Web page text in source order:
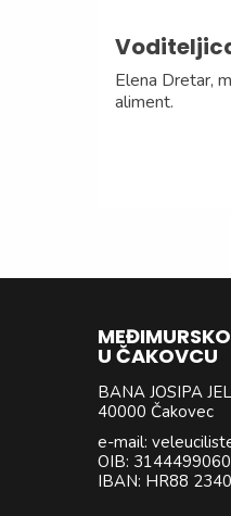
Elena Dretar,
aliment.
U ČAKOVCU
BANA JOSIPA
40000 Čakovec
e-mail:
OIB:
IBAN: HR88